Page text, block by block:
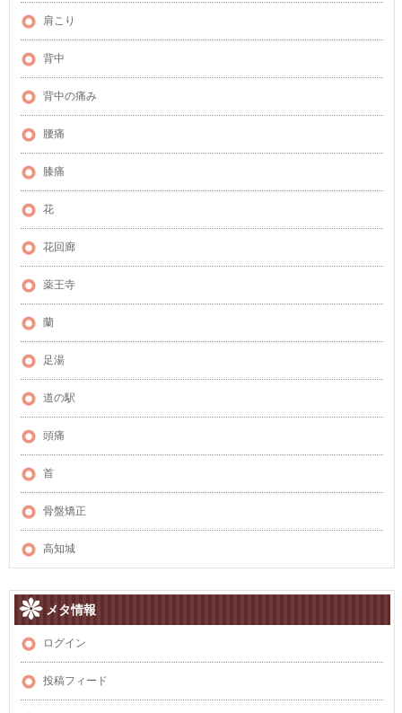
肩こり
背中
背中の痛み
腰痛
膝痛
花
花回廊
薬王寺
蘭
足湯
道の駅
頭痛
首
骨盤矯正
高知城
メタ情報
ログイン
投稿フィード